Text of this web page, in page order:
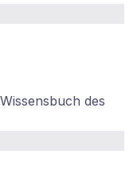
des